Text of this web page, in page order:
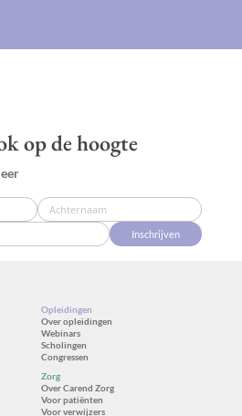
op de hoogte
Inschrijven
Opleidingen
Over opleidingen
Webinars
Scholingen
Congressen
Zorg
Over Carend Zorg
Voor patiënten
Voor verwijzers